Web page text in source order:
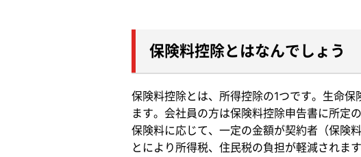
保険料控除とはなんでしょう
保険料控除とは、所得控除の1つです。生命
ます。会社員の方は保険料控除申告書に所定
保険料に応じて、一定の金額が契約者（保険
とにより所得税、住民税の負担が軽減されます